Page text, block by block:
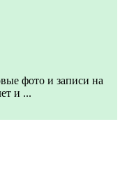
фото и записи на
и ...